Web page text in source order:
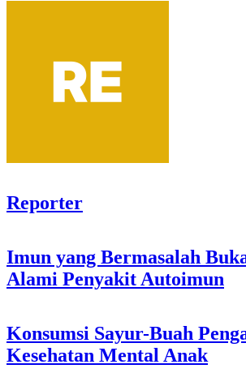
Reporter
Post
navigation
Imun yang Bermasalah
Alami Penyakit Autoimun
Konsumsi Sayur-Buah
Kesehatan Mental Anak